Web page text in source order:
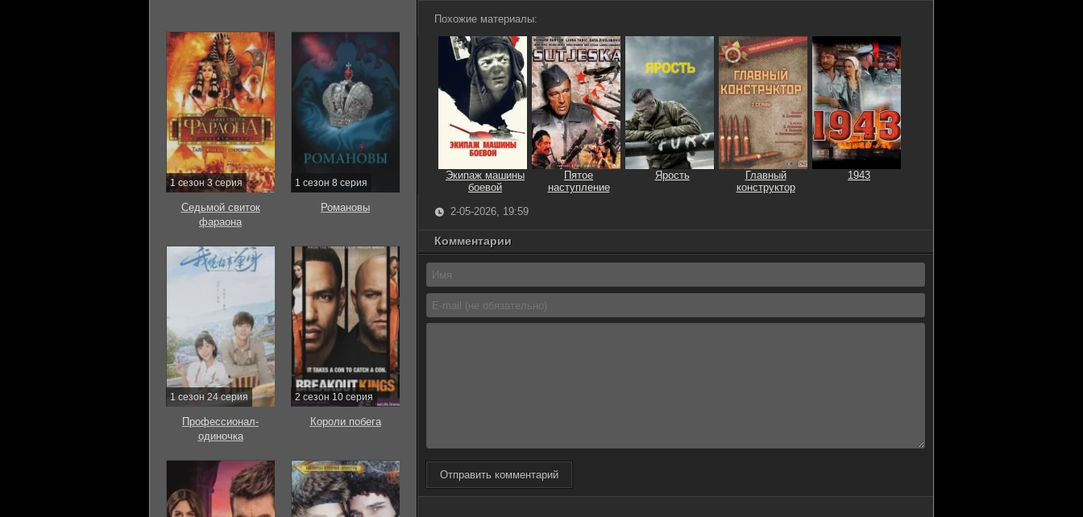
Похожие материалы:
Экипаж машины
боевой
Пятое
наступление
Ярость
Главный
конструктор
1943
2-05-2026, 19:59
Комментарии
Отправить комментарий
1 сезон 3 серия
Седьмой свиток
фараона
1 сезон 8 серия
Романовы
1 сезон 24 серия
Профессионал-
одиночка
2 сезон 10 серия
Короли побега